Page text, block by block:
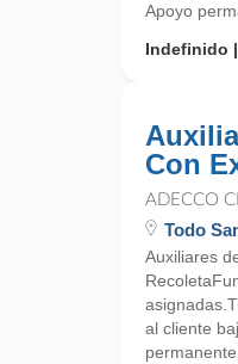
Apoyo
Indefinido
Con
ADECCO
Todo
Auxiliares
al cliente
permanente